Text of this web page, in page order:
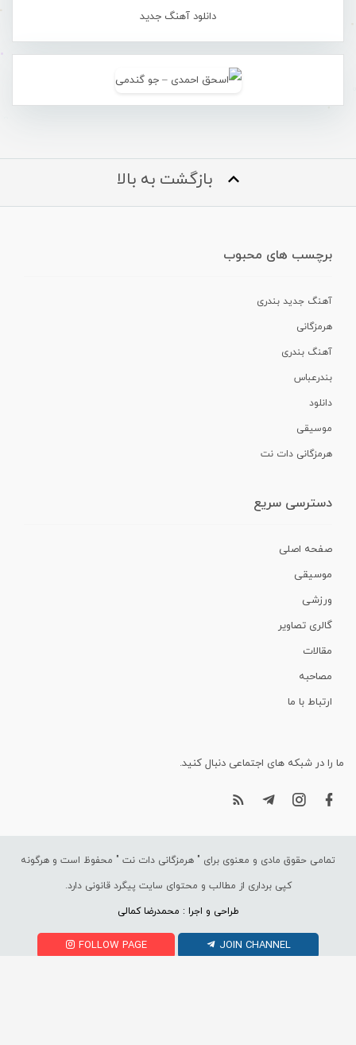
دانلود آهنگ جدید
بازگشت به بالا
برچسب های محبوب
آهنگ جدید بندری
هرمزگانی
آهنگ بندری
بندرعباس
دانلود
موسیقی
هرمزگانی دات نت
دسترسی سریع
صفحه اصلی
موسیقی
ورزشی
گالری تصاویر
مقالات
مصاحبه
ارتباط با ما
ما را در شبکه های اجتماعی دنبال کنید.
تمامی حقوق مادی و معنوی برای " هرمزگانی دات نت " محفوظ است و هرگونه
کپی برداری از مطالب و محتوای سایت پیگرد قانونی دارد.
طراحی و اجرا : محمدرضا کمالی
FOLLOW PAGE JOIN CHANNEL